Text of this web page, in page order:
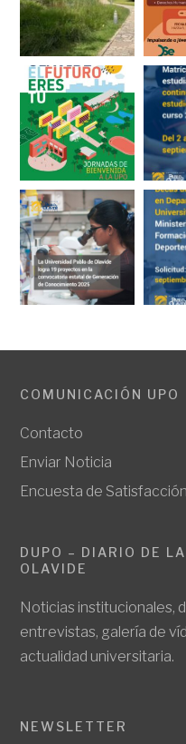
COMUNICACIÓN UPO
Contacto
Enviar Noticia
Encuesta de Satisfacción
DUPO – DIARIO DE
OLAVIDE
Noticias institucionales,
entrevistas, galería de
actualidad universitaria.
NEWSLETTER